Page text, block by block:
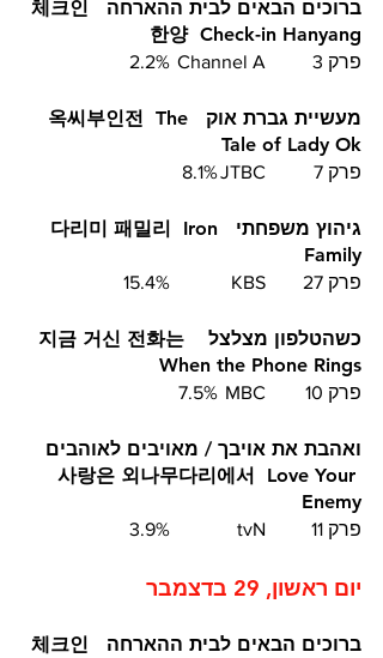
ברוכים הבאים לבית ההארחה  체크인
한양  Check-in Hanyang
פרק 3	Channel A 	2.2%
מעשיית גברת אוק  옥씨부인전  The
Tale of Lady Ok
פרק 7	JTBC 8.1%
גיהוץ משפחתי  다리미 패밀리  Iron
Family
פרק 27	KBS		15.4%
כשהטלפון מצלצל  지금 거신 전화는
When the Phone Rings
פרק 10	MBC	7.5%
ואהבת את אויבך / מאויבים לאוהבים
사랑은 외나무다리에서  Love Your
Enemy
פרק 11	tvN		3.9%
יום ראשון, 29 בדצמבר
ברוכים הבאים לבית ההארחה  체크인